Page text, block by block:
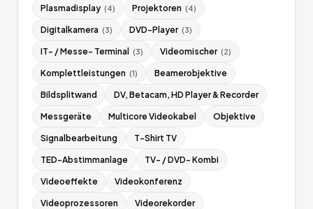
Plasmadisplay (4) Projektoren (4)
Digitalkamera (3) DVD-Player (3)
IT- / Messe- Terminal (3) Videomischer (2)
Komplettleistungen (1) Beamerobjektive
Bildsplitwand DV, Betacam, HD Player & Recorder
Messgeräte Multicore Videokabel Objektive
Signalbearbeitung T-Shirt TV
TED-Abstimmanlage TV- / DVD- Kombi
Videoeffekte Videokonferenz
Videoprozessoren Videorekorder